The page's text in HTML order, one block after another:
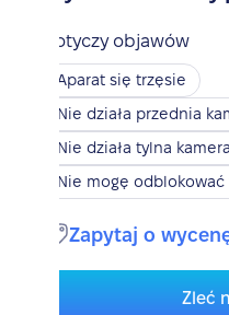
Dotyczy objawów
Aparat się trzęsie
Nie działa przednia
Nie działa tylna kamera
Nie mogę
Zapytaj o
Zleć